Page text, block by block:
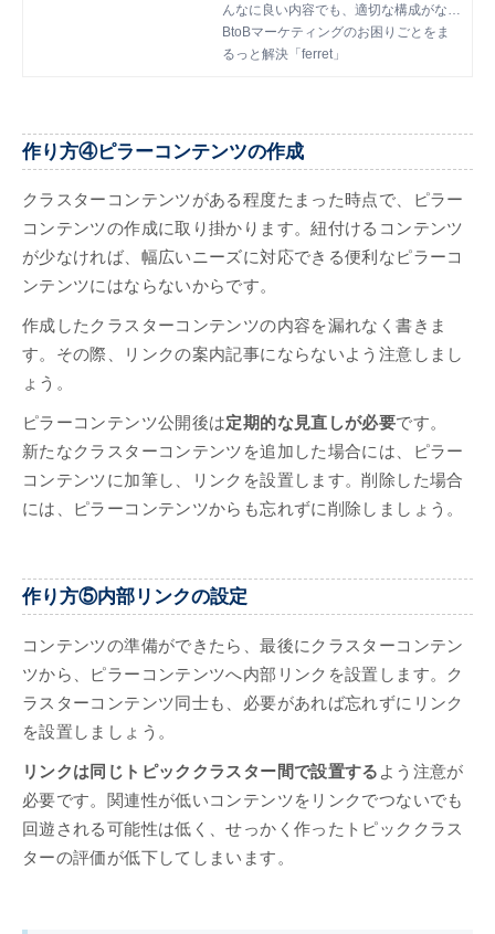
んなに良い内容でも、適切な構成がなけ
れば読者に届かず、SEO評価も上がり
ません。 本フォーマットは、検索意図
BtoBマーケティングのお困りごとをま
るっと解決「ferret」
作り方④ピラーコンテンツの作成
クラスターコンテンツがある程度たまった時点で、ピラー
コンテンツの作成に取り掛かります。紐付けるコンテンツ
が少なければ、幅広いニーズに対応できる便利なピラーコ
ンテンツにはならないからです。
作成したクラスターコンテンツの内容を漏れなく書きま
す。その際、リンクの案内記事にならないよう注意しまし
ょう。
ピラーコンテンツ公開後は定期的な見直しが必要です。
新たなクラスターコンテンツを追加した場合には、ピラー
コンテンツに加筆し、リンクを設置します。削除した場合
には、ピラーコンテンツからも忘れずに削除しましょう。
作り方⑤内部リンクの設定
コンテンツの準備ができたら、最後にクラスターコンテン
ツから、ピラーコンテンツへ内部リンクを設置します。ク
ラスターコンテンツ同士も、必要があれば忘れずにリンク
を設置しましょう。
リンクは同じトピッククラスター間で設置する よう注意が
必要です。関連性が低いコンテンツをリンクでつないでも
回遊される可能性は低く、せっかく作ったトピッククラス
ターの評価が低下してしまいます。